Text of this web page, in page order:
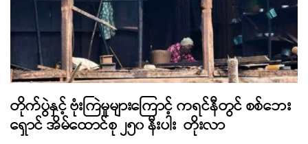
တိုက်ပွဲနှင့် ဗုံးကြဲမှုများကြောင့် ကရင်နီတွင် စစ်ဘေး
ရှောင် အိမ်ထောင်စု ၂၅၀ နီးပါး တိုးလာ